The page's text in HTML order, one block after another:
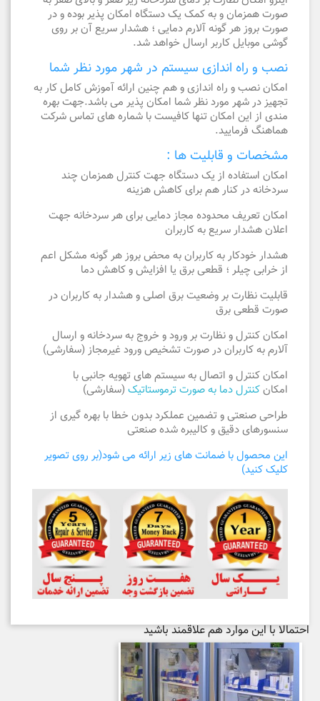
صورت همزمان و به کمک یک دستگاه امکان پذیر بوده و در
صورت بروز هر گونه آلارم دمایی ؛ هشدار سریع آن بر روی
گوشی موبایل کاربر ارسال خواهد شد.
نصب و راه اندازی سیستم در شهر مورد نظر شما
امکان نصب و راه اندازی و هم چنین ارائه آموزش کامل کار به
تجهیز در شهر مورد نظر شما امکان پذیر می باشد.جهت بهره
مندی از این امکان تنها کافیست با شماره های تماس شرکت
هماهنگ فرمایید.
مشخصات و قابلیت ها :
امکان استفاده از یک دستگاه جهت کنترل همزمان چند
سردخانه در کنار هم برای کاهش هزینه
امکان تعریف محدوده مجاز دمایی برای هر سردخانه جهت
اعلان هشدار سریع به کاربران
هشدار خودکار به کاربران به محض بروز هر گونه مشکل اعم
از خرابی چیلر ؛ قطعی برق یا افزایش و کاهش دما
قابلیت نظارت بر وضعیت برق اصلی و هشدار به کاربران در
صورت قطعی برق
امکان کنترل و نظارت بر ورود و خروج به سردخانه و ارسال
آلارم به کاربران در صورت تشخیص ورود غیرمجاز (سفارشی)
امکان کنترل و اتصال به سیستم های تهویه جانبی با
امکانکنترل دما به صورت ترموستاتیک (سفارشی)
طراحی صنعتی و تضمین عملکرد بدون خطا با بهره گیری از
سنسورهای دقیق و کالیبره شده صنعتی
این محصول با ضمانت های زیر ارائه می شود(بر روی تصویر
کلیک کنید)
احتمالا با این موارد هم علاقمند باشید